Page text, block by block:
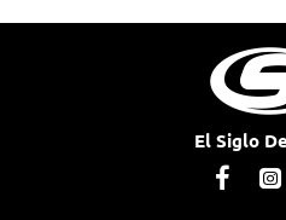
El Siglo